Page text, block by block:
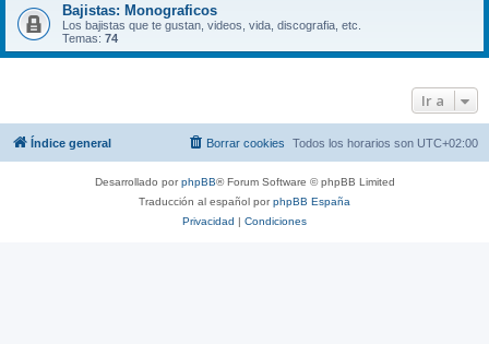
Bajistas: Monograficos
Los bajistas que te gustan, videos, vida, discografia, etc.
Temas: 74
Ir a
Índice general Todos los horarios son UTC+02:00
Borrar cookies
Desarrollado porphpBB® Forum Software © phpBB Limited
Traducción al español porphpBB España
Privacidad | Condiciones